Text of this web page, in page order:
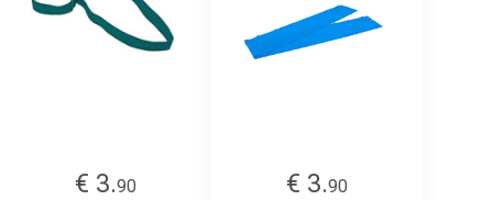
€ 3.90
€ 3.90